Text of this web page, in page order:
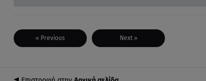
« Previous Next »